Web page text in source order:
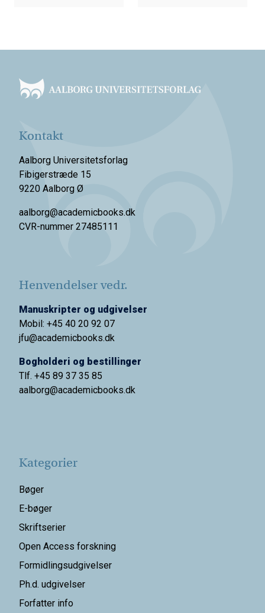
Kontakt
Aalborg Universitetsforlag
Fibigerstræde 15
9220 Aalborg Ø
aalborg@academicbooks.dk
CVR-nummer 27485111
Henvendelser vedr.
Manuskripter og udgivelser
Mobil: +45 40 20 92 07
jfu@academicbooks.dk
Bogholderi og bestillinger
Tlf. +45 89 37 35 85
aalborg@academicbooks.dk
Kategorier
Bøger
E-bøger
Skriftserier
Open Access forskning
Formidlingsudgivelser
Ph.d. udgivelser
Forfatter info